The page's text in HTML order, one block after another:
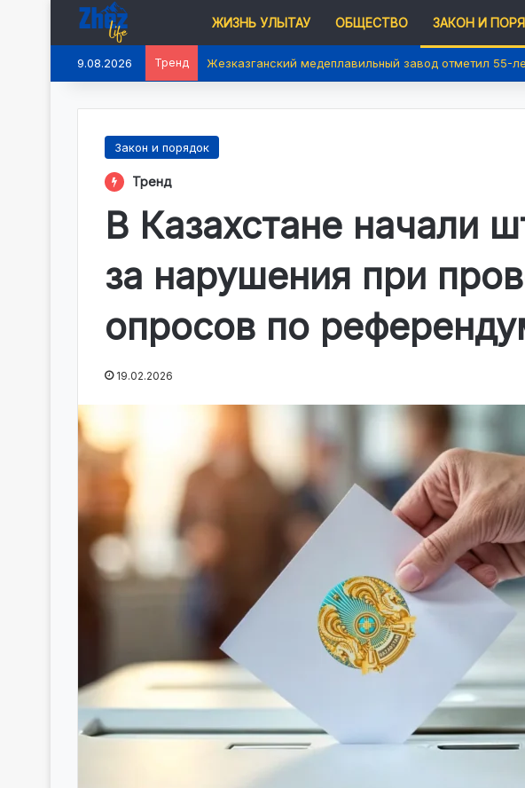
ЖИЗНЬ УЛЫТАУ ОБЩЕСТВО ЗАКОН И
9.08.2026 Тренд В области Ұлытау запущен Единый цифровой портал
Закон и порядок
Тренд
В Казахстане начали
за нарушения при
опросов по
19.02.2026